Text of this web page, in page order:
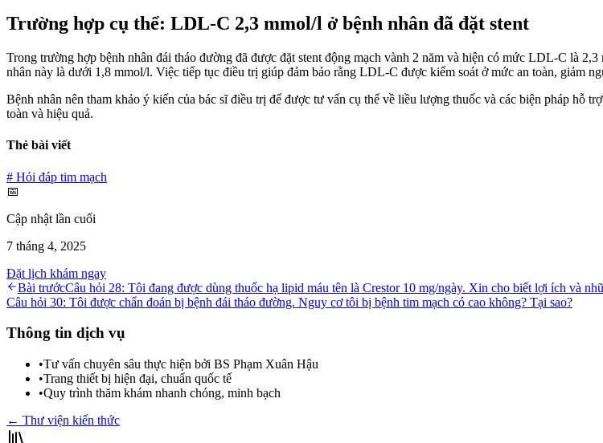
Trường hợp cụ thể: LDL-C 2,3 mmol/l ở bệnh nhân đã đặt stent
Trong trường hợp bệnh nhân đái tháo đường đã được đặt stent động mạch vành 2 năm và hiện có mức LDL-C là
nhân này là dưới 1,8 mmol/l. Việc tiếp tục điều trị giúp đảm bảo rằng LDL-C được kiểm soát ở mức an toàn, giảm
Bệnh nhân nên tham khảo ý kiến của bác sĩ điều trị để được tư vấn cụ thể về liều lượng thuốc và các biện pháp hỗ
toàn và hiệu quả.
Thẻ bài viết
# Hỏi đáp tim mạch
📅
Cập nhật lần cuối
7 tháng 4, 2025
Đặt lịch khám ngay
Bài trướcCâu hỏi 28: Tôi đang được dùng thuốc hạ lipid máu tên là Crestor 10 mg/ngày. Xin cho biết lợi ích và
Câu hỏi 30: Tôi được chẩn đoán bị bệnh đái tháo đường. Nguy cơ tôi bị bệnh tim mạch có cao không? Tại sao?
Thông tin dịch vụ
•Tư vấn chuyên sâu thực hiện bởi BS Phạm Xuân Hậu
•Trang thiết bị hiện đại, chuẩn quốc tế
•Quy trình thăm khám nhanh chóng, minh bạch
← Thư viện kiến thức